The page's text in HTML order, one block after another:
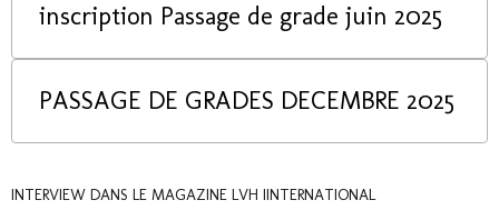
inscription Passage de grade juin 2025
PASSAGE DE GRADES DECEMBRE 2025
INTERVIEW DANS LE MAGAZINE LVH IINTERNATIONAL